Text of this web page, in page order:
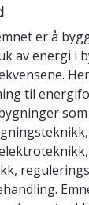
er å
av energi i
til